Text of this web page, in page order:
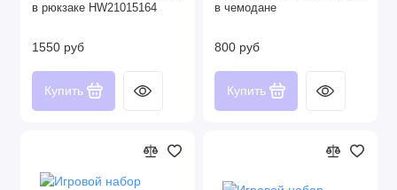
в рюкзаке HW21015164
1550 руб
Купить
в чемодане
800 руб
Купить